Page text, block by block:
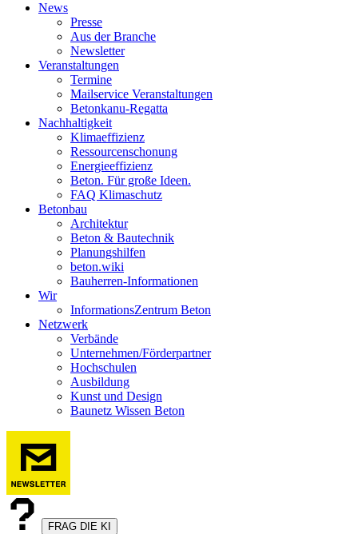
News
Presse
Aus der Branche
Newsletter
Veranstaltungen
Termine
Mailservice Veranstaltungen
Betonkanu-Regatta
Nachhaltigkeit
Klimaeffizienz
Ressourcenschonung
Energieeffizienz
Beton. Für große Ideen.
FAQ Klimaschutz
Betonbau
Architektur
Beton & Bautechnik
Planungshilfen
beton.wiki
Bauherren-Informationen
Wir
InformationsZentrum Beton
Netzwerk
Verbände
Unternehmen/Förderpartner
Hochschulen
Ausbildung
Kunst und Design
Baunetz Wissen Beton
FRAG DIE KI